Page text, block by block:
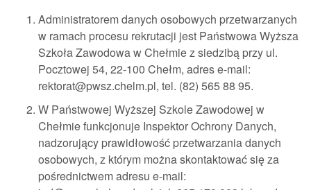
Administratorem danych osobowych przetwarzanych
w ramach procesu rekrutacji jest Państwowa Wyższa
Szkoła Zawodowa w Chełmie z siedzibą przy ul.
Pocztowej 54, 22-100 Chełm, adres e-mail:
rektorat@pwsz.chelm.pl, tel. (82) 565 88 95.
W Państwowej Wyższej Szkole Zawodowej w
Chełmie funkcjonuje Inspektor Ochrony Danych,
nadzorujący prawidłowość przetwarzania danych
osobowych, z którym można skontaktować się za
pośrednictwem adresu e-mail: